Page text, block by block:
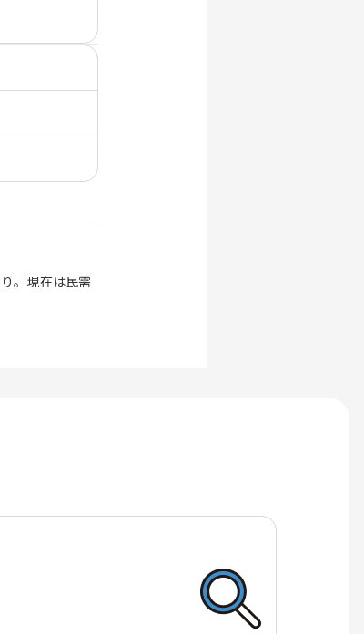
。現在は民需